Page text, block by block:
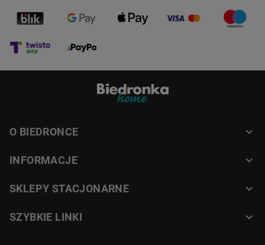
O BIEDRONCE
INFORMACJE
SKLEPY STACJONARNE
SZYBKIE LINKI